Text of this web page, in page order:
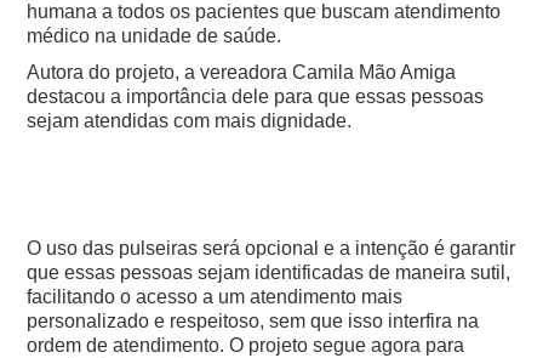
humana a todos os pacientes que buscam atendimento
médico na unidade de saúde.
Autora do projeto, a vereadora Camila Mão Amiga
destacou a importância dele para que essas pessoas
sejam atendidas com mais dignidade.
O uso das pulseiras será opcional e a intenção é garantir
que essas pessoas sejam identificadas de maneira sutil,
facilitando o acesso a um atendimento mais
personalizado e respeitoso, sem que isso interfira na
ordem de atendimento. O projeto segue agora para